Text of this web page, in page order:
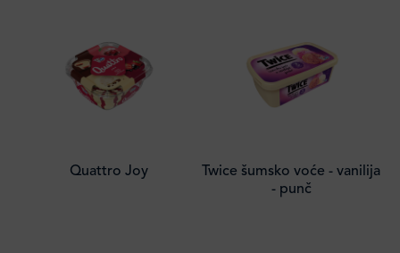
Quattro Joy
Twice šumsko voće - vanilija
- punč